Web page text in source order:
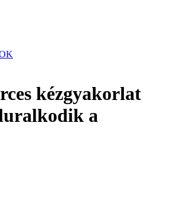
kézgyakorlat
a